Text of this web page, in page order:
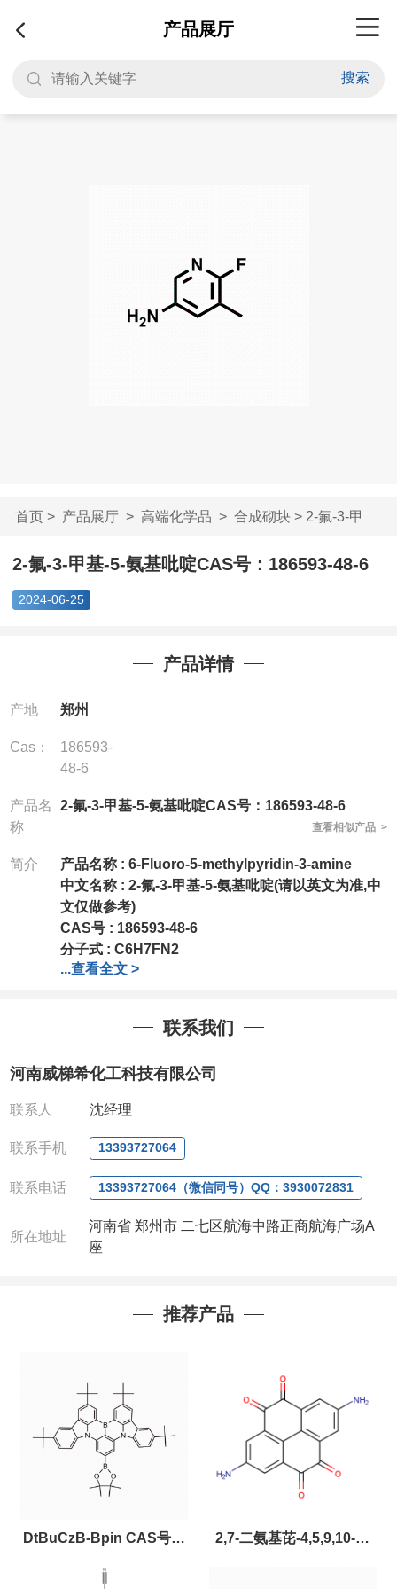
产品展厅
搜索
首页> 产品展厅> 高端化学品 > 合成砌块> 2-氟-3-甲
基-5-氨基吡啶CAS号...
2-氟-3-甲基-5-氨基吡啶CAS号：186593-48-6
2024-06-25
产品详情
产地 郑州
Cas：
186593-
48-6
产品名
称
2-氟-3-甲基-5-氨基吡啶CAS号：186593-48-6
查看相似产品 >
简介 产品名称 : 6-Fluoro-5-methylpyridin-3-amine
中文名称 : 2-氟-3-甲基-5-氨基吡啶(请以英文为准,中
文仅做参考)
CAS号 : 186593-48-6
分子式 : C6H7FN2
分子量 : 126.13
店铺内只有部分产品，如需其他产品也可咨询定制！
款，如果您在工作中有用到的试剂，欢迎您
迎来电咨询相关产品，具体价格和优惠请联系或
议
订货信息
包装：1g;5g;10g；25g
价格：电询（量大从优）
运输：厂家包邮
微信：13393727064， QQ： 3930072831 (欢迎致
以下是公司部分现货产品，同类也均可提供，有需要
也可联系。
...查看全文 >
联系我们
河南威梯希化工科技有限公司
联系人 沈经理
联系手机 13393727064
联系电话 13393727064（微信同号）QQ：3930072831
所在地址
河南省 郑州市 二七区航海中路正商航海广场A
座
推荐产品
DtBuCzB-Bpin CAS号：
2643331-97-7
2,7-二氨基芘-4,5,9,10-四